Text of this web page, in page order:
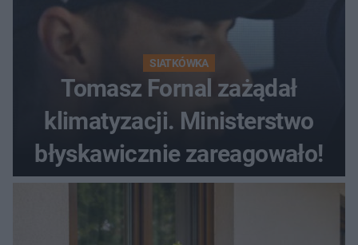
SIATKÓWKA
Tomasz Fornal zażądał
klimatyzacji. Ministerstwo
błyskawicznie zareagowało!